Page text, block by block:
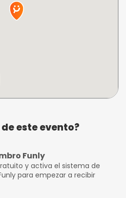
este evento?
Funly
y activa el sistema de
para empezar a recibir